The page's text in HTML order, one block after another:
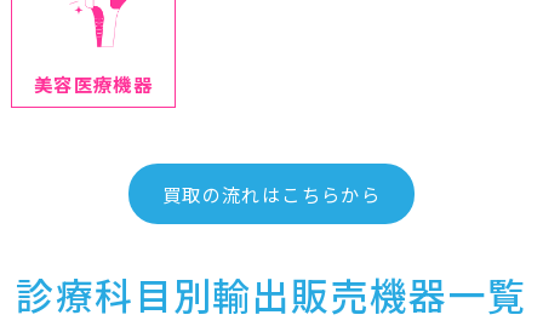
美容医療機器
買取の流れはこちらから
診療科目別輸出販売機器一覧